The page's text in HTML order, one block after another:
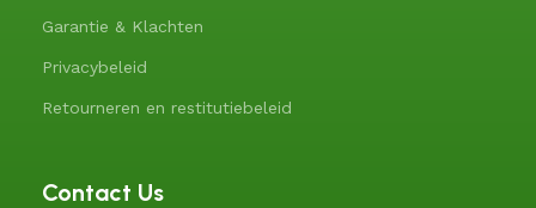
Garantie & Klachten
Privacybeleid
Retourneren en restitutiebeleid
Contact Us